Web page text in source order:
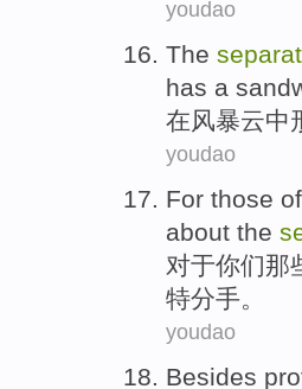
youdao
The
has a
在风暴云中
youdao
For those of
about the
对于你们那
特分手。
youdao
Besides